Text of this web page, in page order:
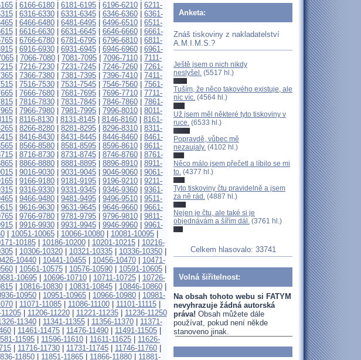
6166-6180 6181-6195 6196-6210
6211-
| 6316-6330| 6331-6345| 6346-6360| 6361-
6466-6480 6481-6495 6496-6510
6511-
| 6616-6630| 6631-6645| 6646-6660| 6661-
6766-6780 6781-6795 6796-6810
6811-
| 6916-6930| 6931-6945| 6946-6960| 6961-
7066-7080 7081-7095 7096-7110
7111-
| 7216-7230| 7231-7245| 7246-7260| 7261-
7366-7380 7381-7395 7396-7410
7411-
| 7516-7530| 7531-7545| 7546-7560| 7561-
7666-7680 7681-7695 7696-7710
7711-
| 7816-7830| 7831-7845| 7846-7860| 7861-
7966-7980 7981-7995 7996-8010
8011-
| 8116-8130| 8131-8145| 8146-8160| 8161-
8266-8280 8281-8295 8296-8310
8311-
| 8416-8430| 8431-8445| 8446-8460| 8461-
8566-8580 8581-8595 8596-8610
8611-
| 8716-8730| 8731-8745| 8746-8760| 8761-
8866-8880 8881-8895 8896-8910
8911-
| 9016-9030| 9031-9045| 9046-9060| 9061-
9166-9180 9181-9195 9196-9210
9211-
| 9316-9330| 9331-9345| 9346-9360| 9361-
9466-9480 9481-9495 9496-9510
9511-
| 9616-9630| 9631-9645| 9646-9660| 9661-
9766-9780 9781-9795 9796-9810
9811-
| 9916-9930| 9931-9945| 9946-9960| 9961-
| 10051-10065| 10066-10080| 10081-10095|
10185| 10186-10200| 10201-10215| 10216-
| 10306-10320| 10321-10335| 10336-10350|
10440| 10441-10455| 10456-10470| 10471-
| 10561-10575| 10576-10590| 10591-10605|
10695| 10696-10710| 10711-10725| 10726-
| 10816-10830| 10831-10845| 10846-10860|
10950 10951-10965 10966-10980
10981-
| 11071-11085| 11086-11100| 11101-11115|
| 11206-11220| 11221-11235| 11236-11250
11340| 11341-11355| 11356-11370| 11371-
11461-11475 11476-11490 11491-11505
11595 11596-11610 11611-11625
11626-
11716-11730 11731-11745 11746-11760
11850| 11851-11865| 11866-11880| 11881-
Anketa:
Znáš tiskoviny z nakladatelství
A.M.I.M.S.?
Ještě jsem o nich nikdy
neslyšel. (5517 hl.)
Tuším, že něco takového existuje, ale
nic víc. (4564 hl.)
Už jsem měl některé tyto tiskoviny v
ruce. (6533 hl.)
Popravdě, vůbec mě
nezaujaly. (4102 hl.)
Něco málo jsem přečetl a líbilo se mi
to. (4377 hl.)
Tyto tiskoviny čtu pravidelně a jsem
za ně rád. (4887 hl.)
Nejen je čtu, ale také si je
objednávám a šířím dál. (3761 hl.)
Celkem hlasovalo: 33741
Volná šiřitelnost:
Na obsah tohoto webu si FATYM
nevyhrazuje žádná autorská
práva! Obsah můžete dále
používat, pokud není někde
stanoveno jinak.